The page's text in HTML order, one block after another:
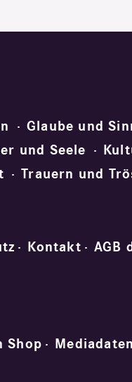
Glaube und
und Seele
Trauern und
Kontakt AGB
Shop Mediadaten